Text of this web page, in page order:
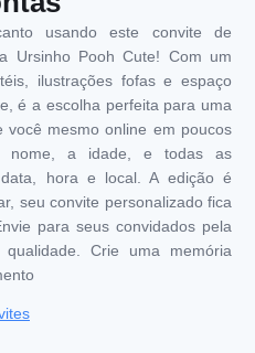
usando este convite de
Ursinho Pooh Cute! Com um
ilustrações fofas e espaço
é a escolha perfeita para uma
você mesmo online em poucos
nome, a idade, e todas as
hora e local. A edição é
seu convite personalizado fica
para seus convidados pela
Crie uma memória